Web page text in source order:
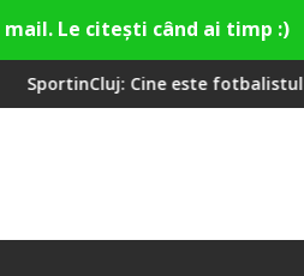
este fotbalistul cu două